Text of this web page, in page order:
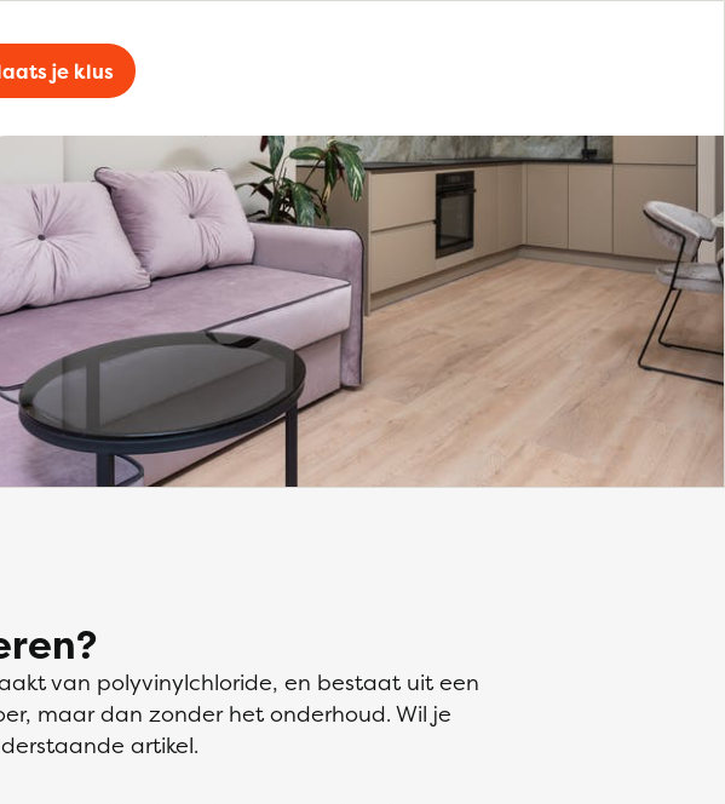
je klus
van polyvinylchloride, en bestaat uit een
maar dan zonder het onderhoud. Wil je
artikel.